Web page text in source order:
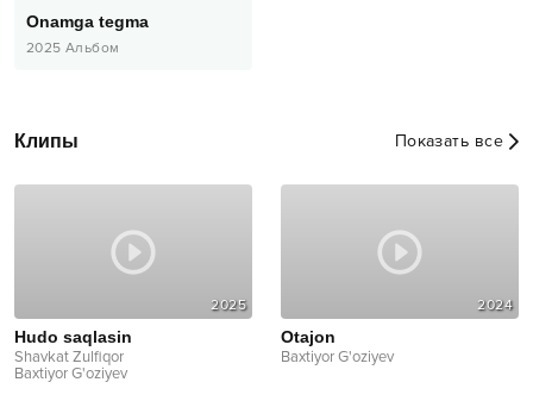
Onamga tegma
2025 Альбом
Клипы Показать все
2025
Hudo saqlasin
Shavkat Zulfiqor
Baxtiyor G'oziyev
2024
Otajon
Baxtiyor G'oziyev